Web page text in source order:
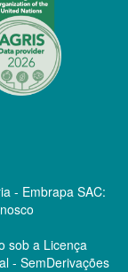
- Embrapa SAC:
sob a Licença
- SemDerivações